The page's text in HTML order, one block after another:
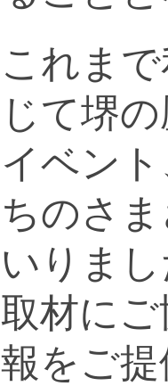
これま
じて堺
イベン
ちのさ
いりまし
取材に
報をご